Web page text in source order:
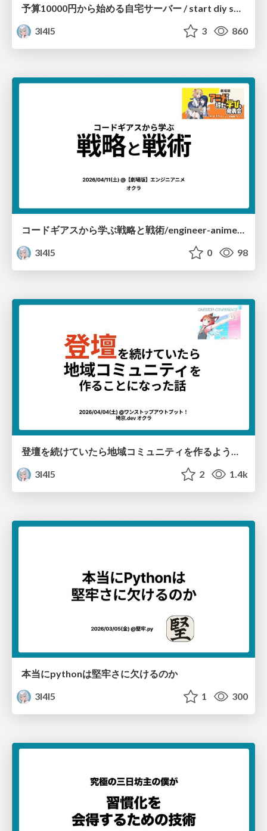
3l4l5
3 860
コードギアスから学ぶ戦略と戦術/engineer-anime-2026-04-11
3l4l5
0 98
登壇を続けていたら地域コミュニティを作るようになった話/outputconf2026
3l4l5
2 1.4k
本当にpythonは堅牢さに欠けるのか
3l4l5
1 300